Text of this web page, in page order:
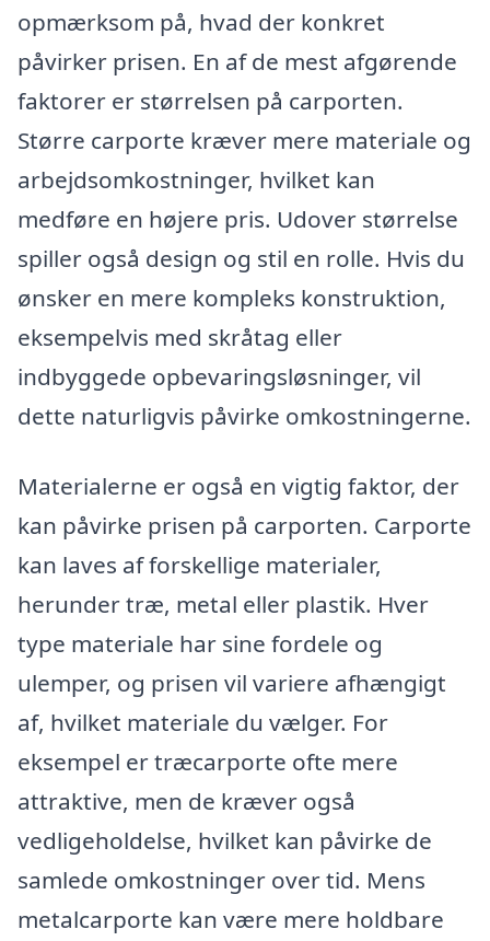
opmærksom på, hvad der konkret
påvirker prisen. En af de mest afgørende
faktorer er størrelsen på carporten.
Større carporte kræver mere materiale og
arbejdsomkostninger, hvilket kan
medføre en højere pris. Udover størrelse
spiller også design og stil en rolle. Hvis du
ønsker en mere kompleks konstruktion,
eksempelvis med skråtag eller
indbyggede opbevaringsløsninger, vil
dette naturligvis påvirke omkostningerne.
Materialerne er også en vigtig faktor, der
kan påvirke prisen på carporten. Carporte
kan laves af forskellige materialer,
herunder træ, metal eller plastik. Hver
type materiale har sine fordele og
ulemper, og prisen vil variere afhængigt
af, hvilket materiale du vælger. For
eksempel er træcarporte ofte mere
attraktive, men de kræver også
vedligeholdelse, hvilket kan påvirke de
samlede omkostninger over tid. Mens
metalcarporte kan være mere holdbare